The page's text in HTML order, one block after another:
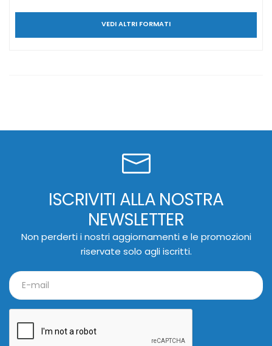
VEDI ALTRI FORMATI
ISCRIVITI ALLA NOSTRA
NEWSLETTER
Non perderti i nostri aggiornamenti e le promozioni
riservate solo agli iscritti.